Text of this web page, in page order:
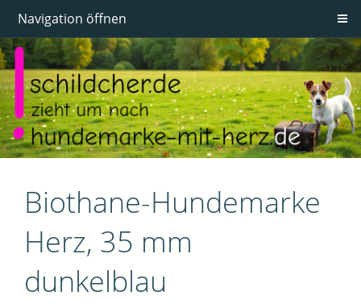
Navigation öffnen
Biothane-Hundemarke
Herz, 35 mm
dunkelblau